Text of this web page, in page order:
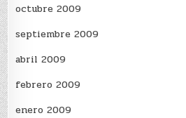
octubre 2009
septiembre 2009
abril 2009
febrero 2009
enero 2009